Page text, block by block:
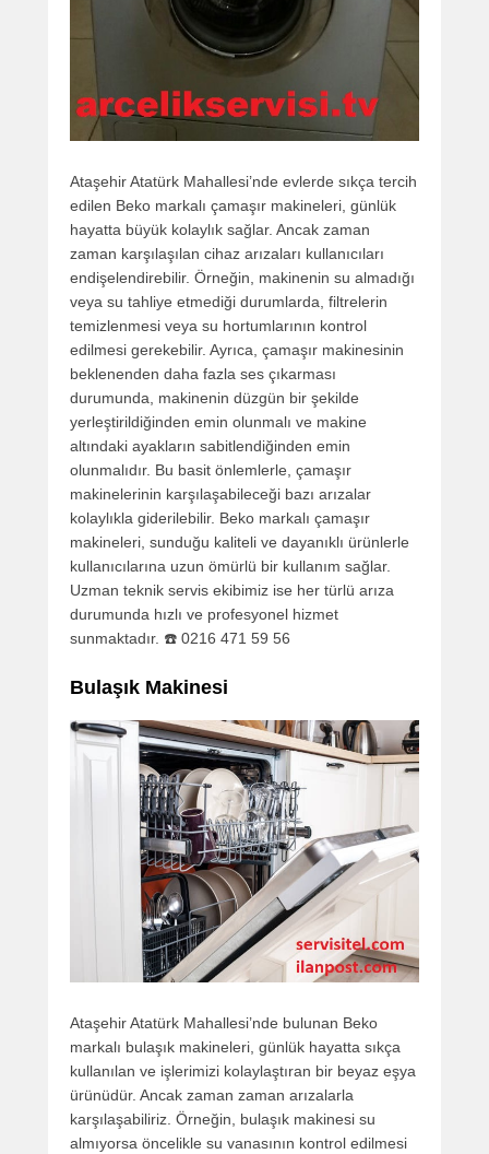
Ataşehir Atatürk Mahallesi’nde evlerde sıkça tercih
edilen Beko markalı çamaşır makineleri, günlük
hayatta büyük kolaylık sağlar. Ancak zaman
zaman karşılaşılan cihaz arızaları kullanıcıları
endişelendirebilir. Örneğin, makinenin su almadığı
veya su tahliye etmediği durumlarda, filtrelerin
temizlenmesi veya su hortumlarının kontrol
edilmesi gerekebilir. Ayrıca, çamaşır makinesinin
beklenenden daha fazla ses çıkarması
durumunda, makinenin düzgün bir şekilde
yerleştirildiğinden emin olunmalı ve makine
altındaki ayakların sabitlendiğinden emin
olunmalıdır. Bu basit önlemlerle, çamaşır
makinelerinin karşılaşabileceği bazı arızalar
kolaylıkla giderilebilir. Beko markalı çamaşır
makineleri, sunduğu kaliteli ve dayanıklı ürünlerle
kullanıcılarına uzun ömürlü bir kullanım sağlar.
Uzman teknik servis ekibimiz ise her türlü arıza
durumunda hızlı ve profesyonel hizmet
sunmaktadır. ☎️ 0216 471 59 56
Bulaşık Makinesi
Ataşehir Atatürk Mahallesi’nde bulunan Beko
markalı bulaşık makineleri, günlük hayatta sıkça
kullanılan ve işlerimizi kolaylaştıran bir beyaz eşya
ürünüdür. Ancak zaman zaman arızalarla
karşılaşabiliriz. Örneğin, bulaşık makinesi su
almıyorsa öncelikle su vanasının kontrol edilmesi